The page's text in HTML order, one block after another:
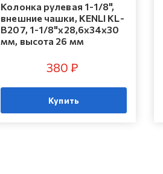
Колонка рулевая 1-1/8",
внешние чашки, KENLI KL-
B207, 1-1/8"x28,6x34x30
мм, высота 26 мм
380 ₽
Купить